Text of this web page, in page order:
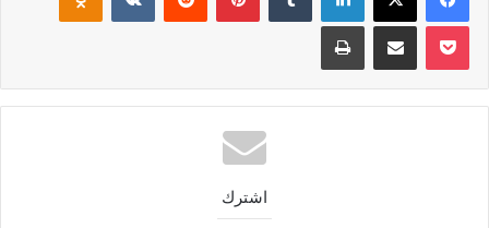
‫Pocket مشاركة عبر البريد طباعة
اشترك